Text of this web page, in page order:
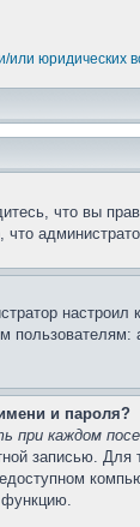
или юридических
что вы
и пароля?
при каждом
записью.
функцию.